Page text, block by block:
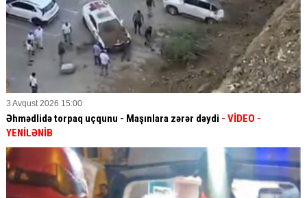
3 Avqust 2026 15:00
Əhmədlidə torpaq uçqunu - Maşınlara zərər dəydi - VİDEO -
YENİLƏNİB